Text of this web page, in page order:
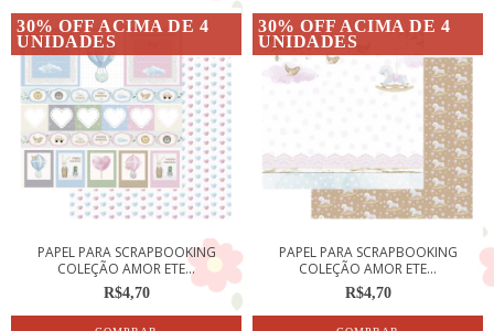
30% OFF ACIMA DE 4
UNIDADES
PAPEL PARA SCRAPBOOKING
COLEÇÃO AMOR ETE...
R$4,70
30% OFF ACIMA DE 4
UNIDADES
PAPEL PARA SCRAPBOOKING
COLEÇÃO AMOR ETE...
R$4,70